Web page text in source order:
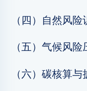
（四）自然风
（五）气候风
（六）碳核算与